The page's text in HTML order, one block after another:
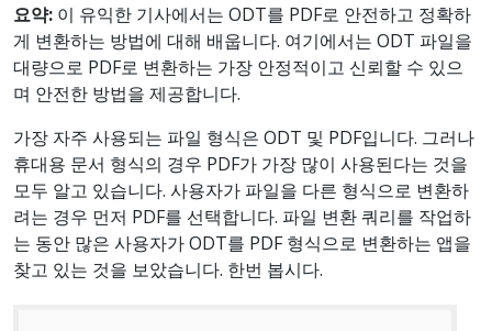
요약: 이 유익한 기사에서는 ODT를 PDF로 안전하고 정확하
게 변환하는 방법에 대해 배웁니다. 여기에서는 ODT 파일을
대량으로 PDF로 변환하는 가장 안정적이고 신뢰할 수 있으
며 안전한 방법을 제공합니다.
가장 자주 사용되는 파일 형식은 ODT 및 PDF입니다. 그러나
휴대용 문서 형식의 경우 PDF가 가장 많이 사용된다는 것을
모두 알고 있습니다. 사용자가 파일을 다른 형식으로 변환하
려는 경우 먼저 PDF를 선택합니다. 파일 변환 쿼리를 작업하
는 동안 많은 사용자가 ODT를 PDF 형식으로 변환하는 앱을
찾고 있는 것을 보았습니다. 한번 봅시다.